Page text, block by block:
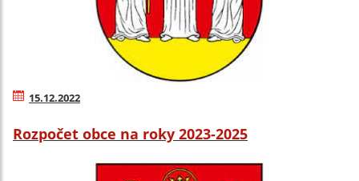
15.12.2022
Rozpočet obce na roky 2023-2025